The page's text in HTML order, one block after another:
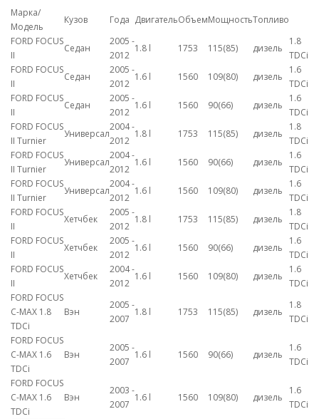
Марка/
Модель
Кузов Года ДвигательОбъемМощностьТопливо
FORD FOCUS
II
Седан
2005 -
2012
1.8 l 1753 115(85) дизель
1.8
TDCi
FORD FOCUS
II
Седан
2005 -
2012
1.6 l 1560 109(80) дизель
1.6
TDCi
FORD FOCUS
II
Седан
2005 -
2012
1.6 l 1560 90(66) дизель
1.6
TDCi
FORD FOCUS
II Turnier
Универсал
2004 -
2012
1.8 l 1753 115(85) дизель
1.8
TDCi
FORD FOCUS
II Turnier
Универсал
2004 -
2012
1.6 l 1560 90(66) дизель
1.6
TDCi
FORD FOCUS
II Turnier
Универсал
2004 -
2012
1.6 l 1560 109(80) дизель
1.6
TDCi
FORD FOCUS
II
Хетчбек
2005 -
2012
1.8 l 1753 115(85) дизель
1.8
TDCi
FORD FOCUS
II
Хетчбек
2005 -
2012
1.6 l 1560 90(66) дизель
1.6
TDCi
FORD FOCUS
II
Хетчбек
2004 -
2012
1.6 l 1560 109(80) дизель
1.6
TDCi
FORD FOCUS
C-MAX 1.8
TDCi
Вэн
2005 -
2007
1.8 l 1753 115(85) дизель
1.8
TDCi
FORD FOCUS
C-MAX 1.6
TDCi
Вэн
2005 -
2007
1.6 l 1560 90(66) дизель
1.6
TDCi
FORD FOCUS
C-MAX 1.6
TDCi
Вэн
2003 -
2007
1.6 l 1560 109(80) дизель
1.6
TDCi